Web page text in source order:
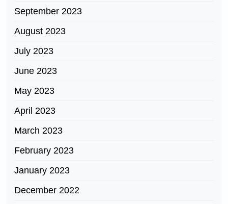
September 2023
August 2023
July 2023
June 2023
May 2023
April 2023
March 2023
February 2023
January 2023
December 2022